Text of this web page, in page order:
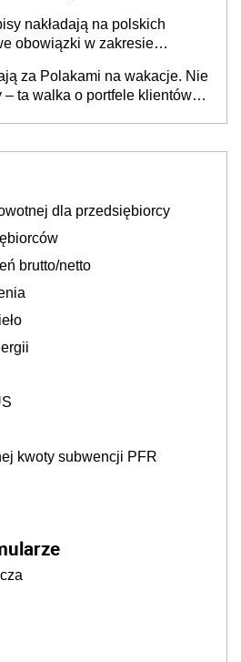
nakładają na polskich
obowiązki w zakresie
za Polakami na wakacje. Nie
– ta walka o portfele klientów
dla przedsiębiorcy
brutto/netto
kwoty subwencji PFR